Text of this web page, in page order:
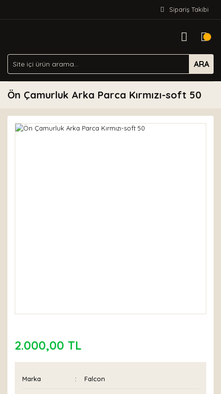
Sipariş Takibi
ARA
Ön Çamurluk Arka Parca Kırmızı-soft 50
2.000,00 TL
Marka Falcon